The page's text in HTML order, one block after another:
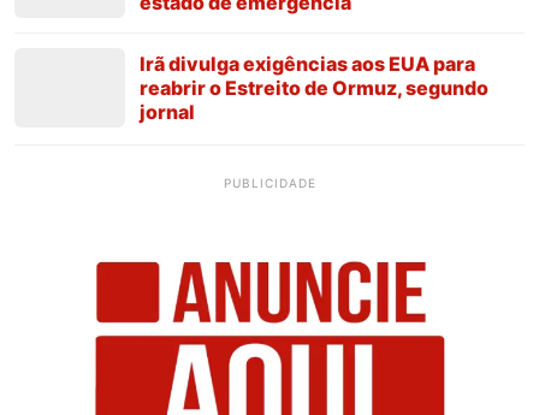
Irã divulga exigências aos EUA para
reabrir o Estreito de Ormuz, segundo
jornal
PUBLICIDADE